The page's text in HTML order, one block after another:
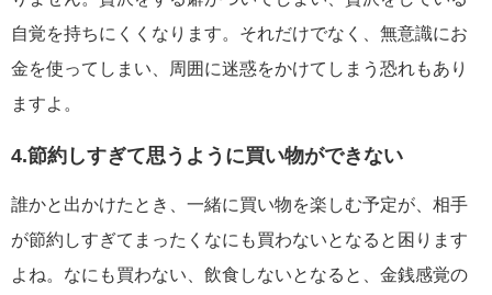
自覚を持ちにくくなります。それだけでなく、無意識にお
金を使ってしまい、周囲に迷惑をかけてしまう恐れもあり
ますよ。
4.節約しすぎて思うように買い物ができない
誰かと出かけたとき、一緒に買い物を楽しむ予定が、相手
が節約しすぎてまったくなにも買わないとなると困ります
よね。なにも買わない、飲食しないとなると、金銭感覚の